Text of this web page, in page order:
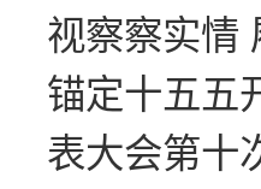
视察察实情
锚定十五五
表大会第十